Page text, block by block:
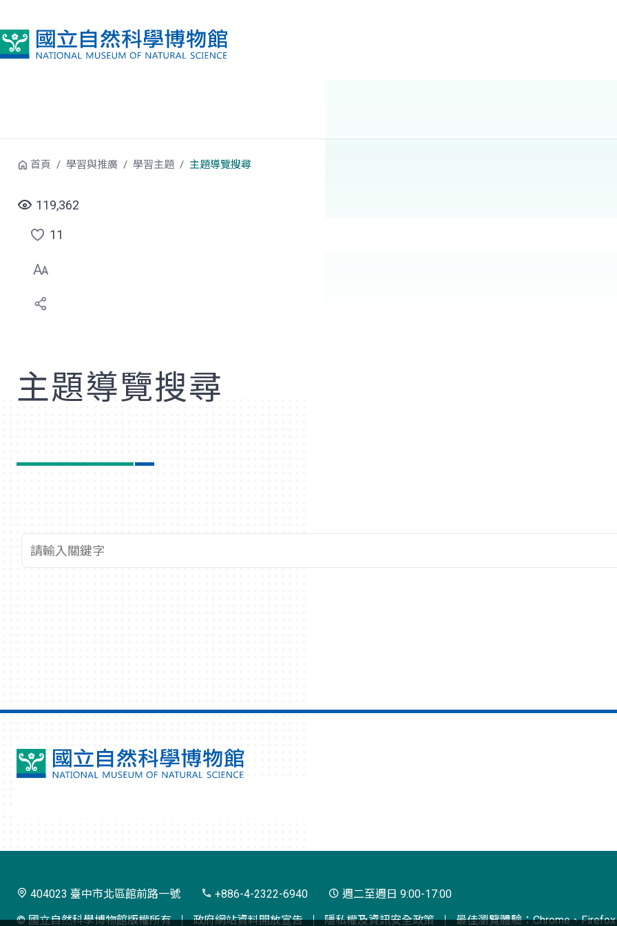
首頁 學習與推廣 學習主題 主題導覽搜尋
119,362
點
選
喜
11
主題導覽搜尋
查詢關鍵字
國
404023 臺中市北區館前路一號 +886-4-2322-6940
週二至週日 9:00-17:00
© 國立自然科學博物館版權所有
政府網站資料開放宣告 隱私權及資訊安全政策 最佳瀏覽體驗：Chrome、